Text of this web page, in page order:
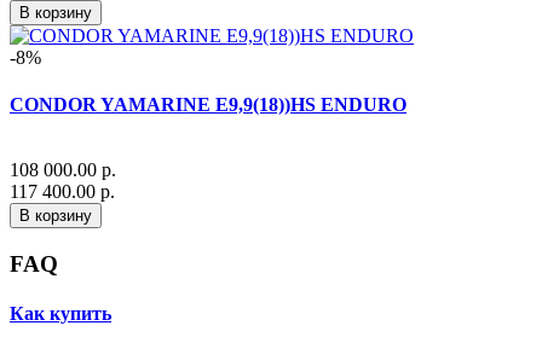
В корзину
-8%
CONDOR YAMARINE E9,9(18))HS ENDURO
108 000.00 р.
117 400.00 р.
В корзину
FAQ
Как купить